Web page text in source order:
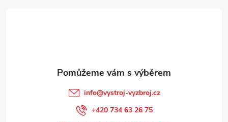
info@vystroj-vyzbroj.cz
+420 734 63 26 75